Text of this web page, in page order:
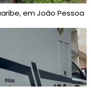
em João Pessoa